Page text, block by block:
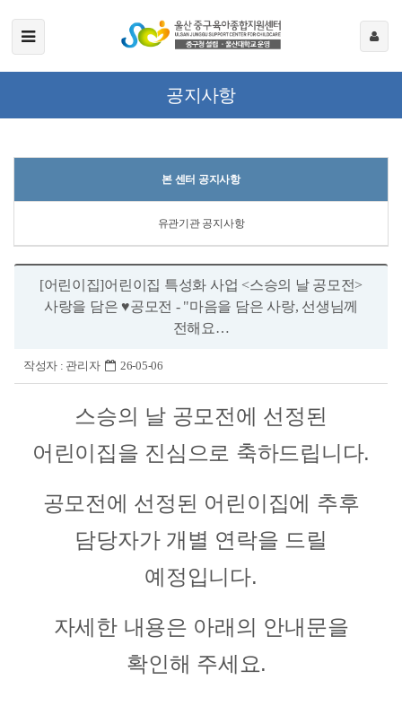
공지사항
본 센터 공지사항
유관기관 공지사항
[어린이집]어린이집 특성화 사업 <스승의 날 공모전>
사랑을 담은 ♥공모전 - "마음을 담은 사랑, 선생님께
전해요…
작성자 : 관리자 26-05-06
스승의 날 공모전에 선정된
어린이집을 진심으로 축하드립니다.
공모전에 선정된 어린이집에 추후
담당자가 개별 연락을 드릴
예정입니다.
자세한 내용은 아래의 안내문을
확인해 주세요.